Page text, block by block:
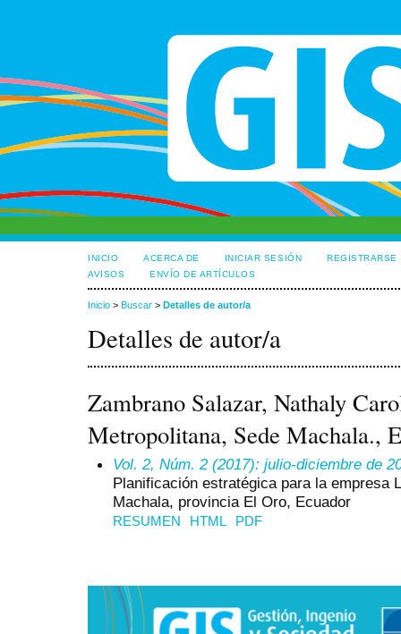
INICIO ACERCA DE INICIAR SESIÓN
REGISTRARSE
AVISOS
ENVÍO DE ARTÍCULOS
Inicio > Buscar > Detalles de autor/a
Detalles de autor/a
Zambrano Salazar, Nathaly
Metropolitana, Sede Machala.,
Vol. 2, Núm. 2 (2017): julio-diciembre de
Planificación estratégica para la empresa
Machala, provincia El Oro, Ecuador
RESUMEN HTML PDF